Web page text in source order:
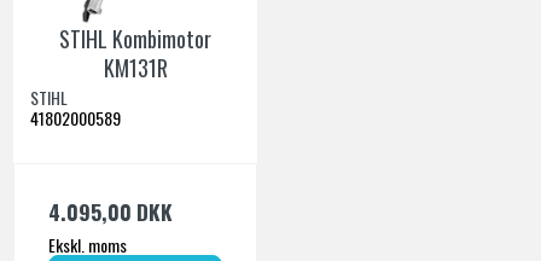
STIHL Kombimotor
KM131R
STIHL
41802000589
4.095,00 DKK
Ekskl. moms